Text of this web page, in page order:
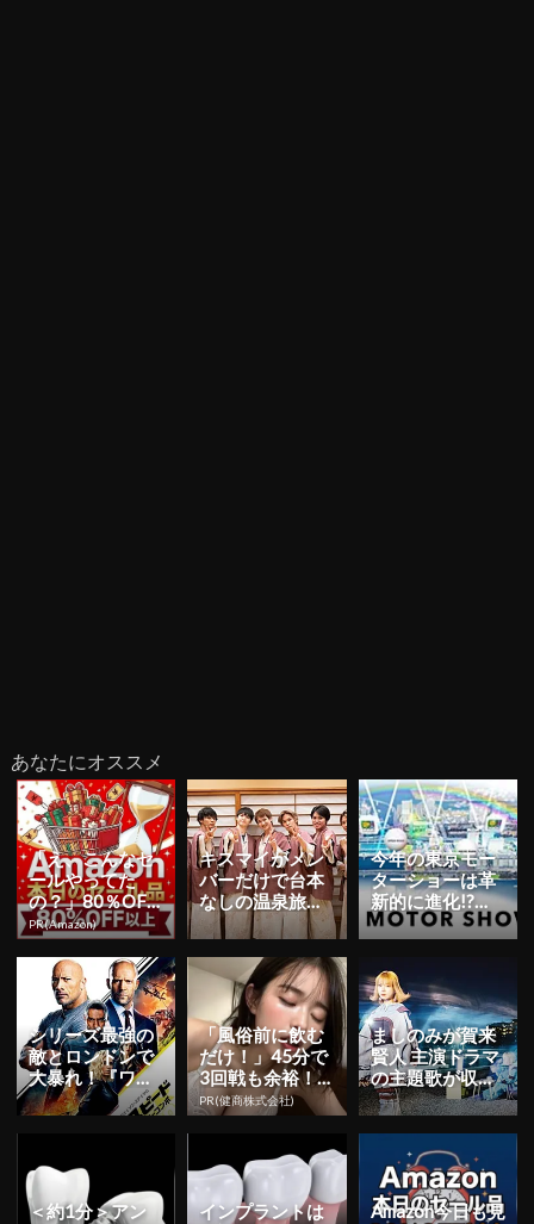
あなたにオススメ
「え、こんなセ
ールやってた
の？」80％OFF
以上が続々登
場！Amazonの本
気が...
PR(Amazon)
キスマイがメン
バーだけで台本
なしの温泉旅！
7人の絆が垣間
見える年始スペ
シャル番組
今年の東京モー
ターショーは革
新的に進化!?
『第 46 回東京
モーターショー
201...
シリーズ最強の
敵とロンドンで
大暴れ！『ワイ
ルド・スピード
／スーパーコン
「風俗前に飲む
だけ！」45分で
3回戦も余裕！1
日31円で朝まで
絶好調
PR(健商株式会社)
ましのみが賀来
賢人 主演ドラマ
の主題歌が収録
されたアルバム
ジャケットを公
＜約1分＞アン
インプラントは
Amazon今日も見